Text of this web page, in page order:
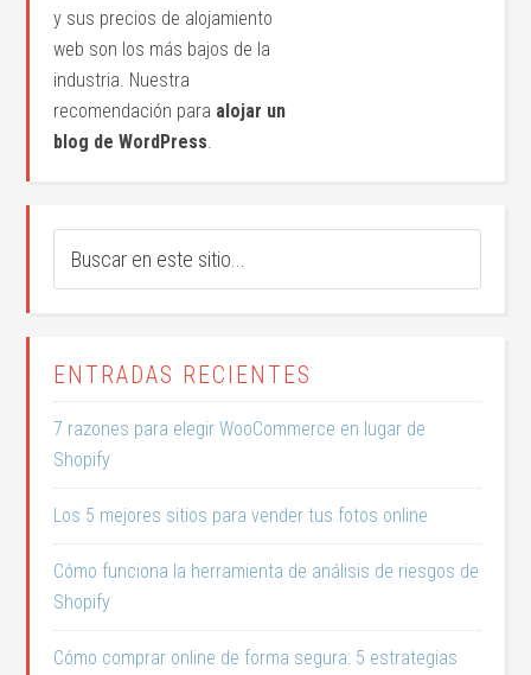
y sus precios de alojamiento
web son los más bajos de la
industria. Nuestra
recomendación para alojar un
blog de WordPress.
ENTRADAS RECIENTES
7 razones para elegir WooCommerce en lugar de
Shopify
Los 5 mejores sitios para vender tus fotos online
Cómo funciona la herramienta de análisis de riesgos de
Shopify
Cómo comprar online de forma segura: 5 estrategias